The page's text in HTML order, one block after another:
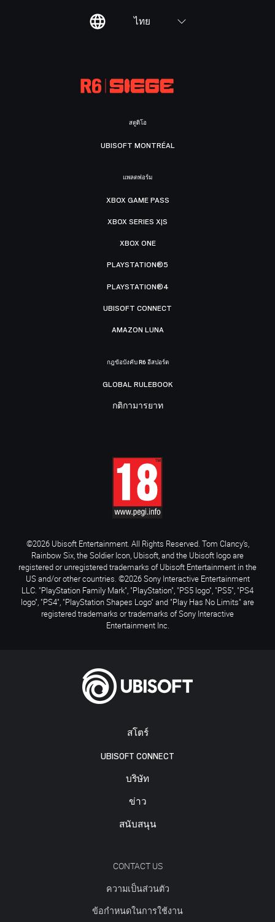
ไทย
สโตร์
UBISOFT CONNECT
บริษัท
ข่าว
สนับสนุน
CONTACT US
ความเป็นส่วนตัว
ข้อกำหนดในการใช้งาน
สตูดิโอ
UBISOFT MONTRÉAL
แพลตฟอร์ม
XBOX GAME PASS
XBOX SERIES X|S
XBOX ONE
PLAYSTATION®5
PLAYSTATION®4
UBISOFT CONNECT
AMAZON LUNA
กฎข้อบังคับ R6 อีสปอร์ต
GLOBAL RULEBOOK
กติกามารยาท
©2026 Ubisoft Entertainment. All Rights Reserved. Tom Clancy’s,
Rainbow Six, the Soldier Icon, Ubisoft, and the Ubisoft logo are
registered or unregistered trademarks of Ubisoft Entertainment in the
US and/or other countries. ©2026 Sony Interactive Entertainment
LLC. "PlayStation Family Mark", "PlayStation", "PS5 logo", "PS5", "PS4
logo", "PS4", "PlayStation Shapes Logo" and "Play Has No Limits" are
registered trademarks or trademarks of Sony Interactive
Entertainment Inc.